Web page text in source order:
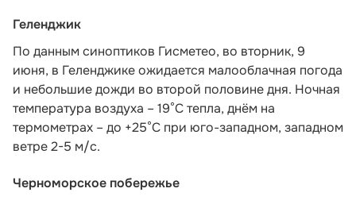
Геленджик
По данным синоптиков Гисметео, во вторник, 9
июня, в Геленджике ожидается малооблачная погода
и небольшие дожди во второй половине дня. Ночная
температура воздуха – 19°C тепла, днём на
термометрах – до +25°C при юго-западном, западном
ветре 2-5 м/с.
Черноморское побережье